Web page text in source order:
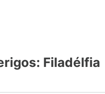
Filadélfia